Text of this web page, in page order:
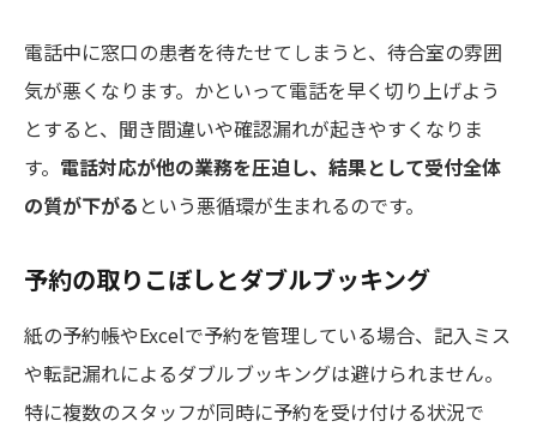
電話中に窓口の患者を待たせてしまうと、待合室の雰囲
気が悪くなります。かといって電話を早く切り上げよう
とすると、聞き間違いや確認漏れが起きやすくなりま
す。 電話対応が他の業務を圧迫し、結果として受付全体
の質が下がる という悪循環が生まれるのです。
予約の取りこぼしとダブルブッキング
紙の予約帳やExcelで予約を管理している場合、記入ミス
や転記漏れによるダブルブッキングは避けられません。
特に複数のスタッフが同時に予約を受け付ける状況で